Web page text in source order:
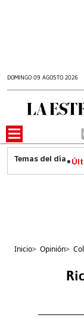
DOMINGO 09 AGOSTO 2026
Inicio> Opinión>